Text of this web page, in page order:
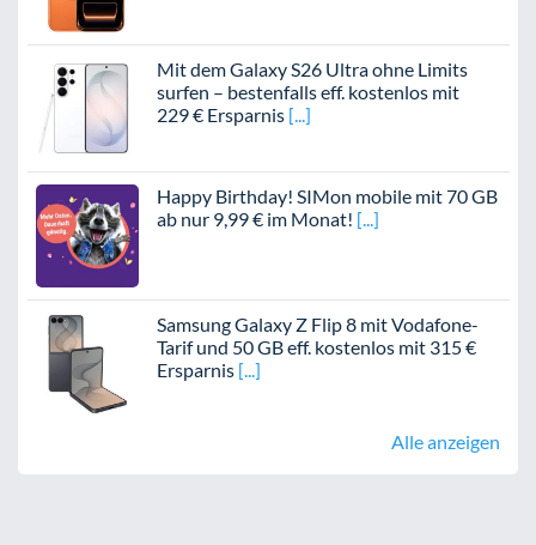
Mit dem Galaxy S26 Ultra ohne Limits
surfen – bestenfalls eff. kostenlos mit
229 € Ersparnis
Happy Birthday! SIMon mobile mit 70 GB
ab nur 9,99 € im Monat!
Samsung Galaxy Z Flip 8 mit Vodafone-
Tarif und 50 GB eff. kostenlos mit 315 €
Ersparnis
Alle anzeigen